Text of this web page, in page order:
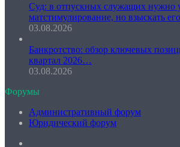
Суд: в отпускных служащих нужно
матстимулирование, но взыскать
03.08.2026
Банкротство: обзор ключевых
квартал 2026…
03.08.2026
Форумы
Административный форум
Юридический форум